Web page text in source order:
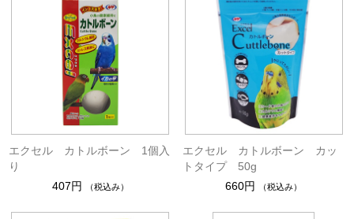
エクセル カトルボーン 1個入
り
407円
（税込み）
エクセル カトルボーン カッ
トタイプ 50g
660円
（税込み）